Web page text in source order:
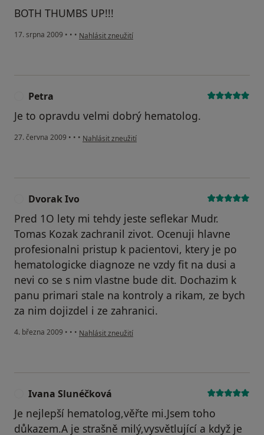
BOTH THUMBS UP!!!
17. srpna 2009 • • • podle názoru uživatele Váš účet byl odstraněn
Nahlásit zneužití
Petra
Je to opravdu velmi dobrý hematolog.
27. června 2009 • • • podle názoru uživatele Petra
Nahlásit zneužití
Dvorak Ivo
Pred 1O lety mi tehdy jeste seflekar Mudr.
Tomas Kozak zachranil zivot. Ocenuji hlavne
profesionalni pristup k pacientovi, ktery je po
hematologicke diagnoze ne vzdy fit na dusi a
nevi co se s nim vlastne bude dit. Dochazim k
panu primari stale na kontroly a rikam, ze bych
za nim dojizdel i ze zahranici.
4. března 2009 • • • podle názoru uživatele Dvorak Ivo
Nahlásit zneužití
Ivana Slunéčková
Je nejlepší hematolog,věřte mi.Jsem toho
důkazem.A je strašně milý,vysvětlující a když je